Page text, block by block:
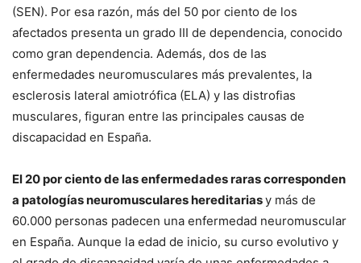
(SEN). Por esa razón, más del 50 por ciento de los
afectados presenta un grado III de dependencia, conocido
como gran dependencia. Además, dos de las
enfermedades neuromusculares más prevalentes, la
esclerosis lateral amiotrófica (ELA) y las distrofias
musculares, figuran entre las principales causas de
discapacidad en España.
El 20 por ciento de las enfermedades raras corresponden
a patologías neuromusculares hereditariasy más de
60.000 personas padecen una enfermedad neuromuscular
en España. Aunque la edad de inicio, su curso evolutivo y